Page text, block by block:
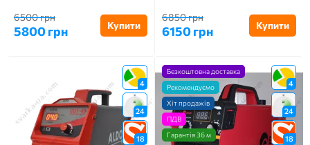
6500 грн
5800 грн Купити
6850 грн
6150 грн Купити
4
24
18
4
24
18
Безкоштовна доставка
Рекомендуємо
Хіт продажів
ПДВ
Гарантія 36 м